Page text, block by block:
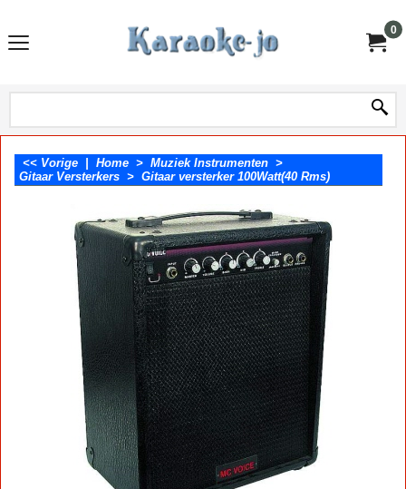
0
<< Vorige Home > Muziek Instrumenten >
Gitaar Versterkers > Gitaar versterker 100Watt(40 Rms)